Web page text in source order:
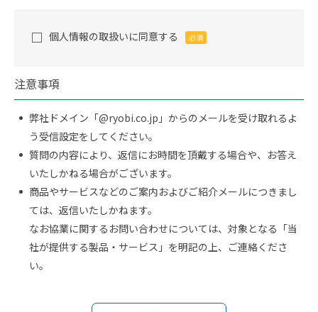
個人情報の取扱いに同意する 必須
注意事項
弊社ドメイン「@ryobi.co.jp」からのメールを受け取れるよ
う受信設定をしてください。
質問の内容により、返信にお時間を頂戴する場合や、お答え
いたしかねる場合がございます。
商品やサービスなどのご案内およびご紹介メールにつきまし
ては、返信いたしかねます。
なお協業に関するお問い合わせについては、対象となる「当
社が提供する製品・サービス」を明記の上、ご連絡くださ
い。